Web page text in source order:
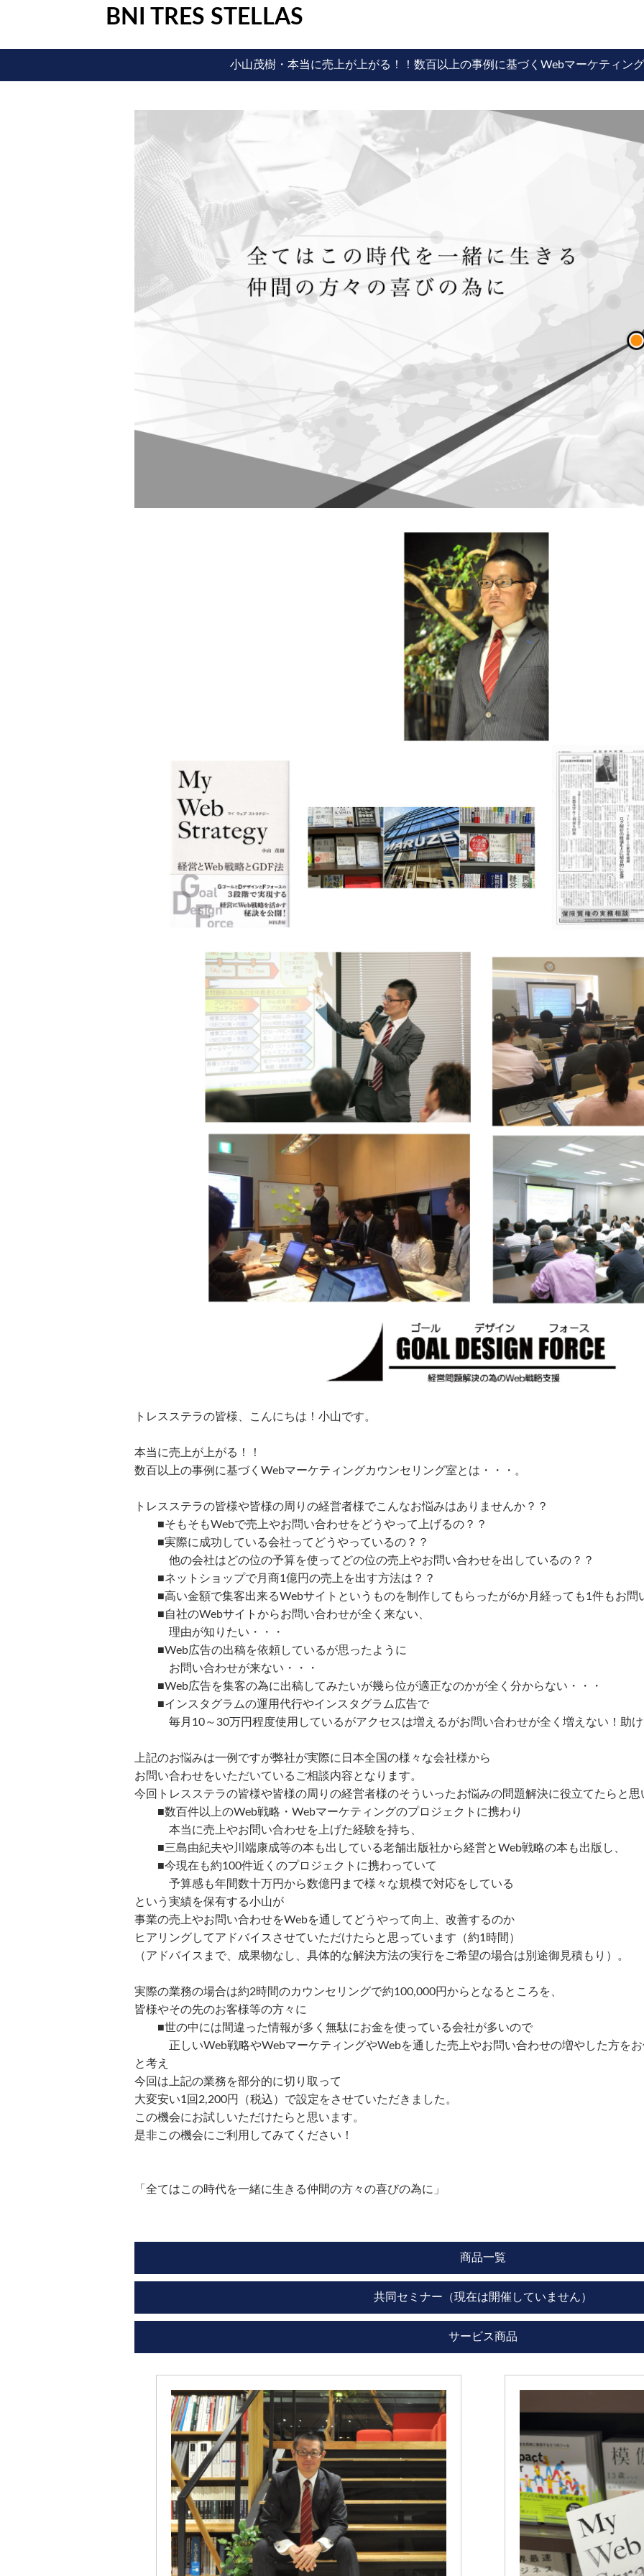
BNI TRES STELLAS
小山茂樹・本当に売上が上がる！！数百以上の事例に基づくWebマーケティン
トレスステラの皆様、こんにちは！小山です。
本当に売上が上がる！！
数百以上の事例に基づくWebマーケティングカウンセリング室とは・・・。
トレスステラの皆様や皆様の周りの経営者様でこんなお悩みはありませんか？？
■そもそもWebで売上やお問い合わせをどうやって上げるの？？
■実際に成功している会社ってどうやっているの？？
他の会社はどの位の予算を使ってどの位の売上やお問い合わせを出しているの？？
■ネットショップで月商1億円の売上を出す方法は？？
■高い金額で集客出来るWebサイトというものを制作してもらったが6か月経っても1件もお問
■自社のWebサイトからお問い合わせが全く来ない、
理由が知りたい・・・
■Web広告の出稿を依頼しているが思ったように
お問い合わせが来ない・・・
■Web広告を集客の為に出稿してみたいが幾ら位が適正なのかが全く分からない・・・
■インスタグラムの運用代行やインスタグラム広告で
毎月10～30万円程度使用しているがアクセスは増えるがお問い合わせが全く増えない！助け
上記のお悩みは一例ですが弊社が実際に日本全国の様々な会社様から
お問い合わせをいただいているご相談内容となります。
今回トレスステラの皆様や皆様の周りの経営者様のそういったお悩みの問題解決に役立てたらと思
■数百件以上のWeb戦略・Webマーケティングのプロジェクトに携わり
本当に売上やお問い合わせを上げた経験を持ち、
■三島由紀夫や川端康成等の本も出している老舗出版社から経営とWeb戦略の本も出版し、
■今現在も約100件近くのプロジェクトに携わっていて
予算感も年間数十万円から数億円まで様々な規模で対応をしている
という実績を保有する小山が
事業の売上やお問い合わせをWebを通してどうやって向上、改善するのか
ヒアリングしてアドバイスさせていただけたらと思っています（約1時間）
（アドバイスまで、成果物なし、具体的な解決方法の実行をご希望の場合は別途御見積もり）。
実際の業務の場合は約2時間のカウンセリングで約100,000円からとなるところを、
皆様やその先のお客様等の方々に
■世の中には間違った情報が多く無駄にお金を使っている会社が多いので
正しいWeb戦略やWebマーケティングやWebを通した売上やお問い合わせの増やした方をお
と考え
今回は上記の業務を部分的に切り取って
大変安い1回2,200円（税込）で設定をさせていただきました。
この機会にお試しいただけたらと思います。
是非この機会にご利用してみてください！
「全てはこの時代を一緒に生きる仲間の方々の喜びの為に」
商品一覧
共同セミナー（現在は開催していません）
サービス商品